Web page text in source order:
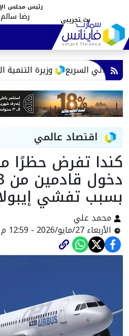
رئيس مجلس
رضا سالم
وزيرة التنمية المحلية: 169 مليون جنيه إجمالي الاستثمارات الموجهة لتطوير منظومة إدارة المخلفات السريع
اقتصاد عالمي
كندا تفرض حظرًا
بسبب تفشي
محمد علي
الأربعاء 27/مايو/2026 - 12:59 م